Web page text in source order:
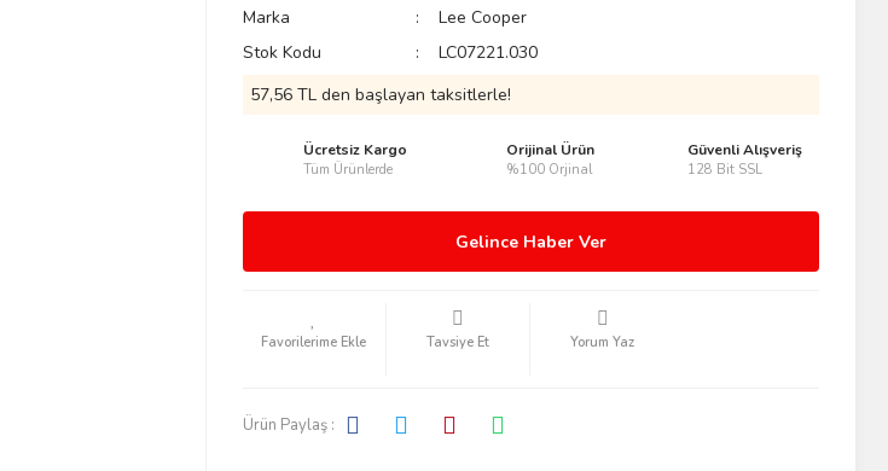
Marka
Lee Cooper
Stok Kodu
LC07221.030
57,56 TL den başlayan taksitlerle!
Ücretsiz Kargo
Tüm Ürünlerde
Orijinal Ürün
%100 Orjinal
Güvenli Alışveriş
128 Bit SSL
Gelince Haber Ver
Tavsiye Et Yorum Yaz
Ürün Paylaş :